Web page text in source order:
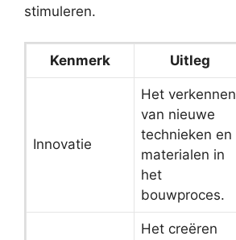
stimuleren.
Kenmerk Uitleg
Innovatie
Het verkennen
van nieuwe
technieken en
materialen in
het
bouwproces.
Het creëren